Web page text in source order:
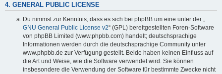
4. GENERAL PUBLIC LICENSE
Du nimmst zur Kenntnis, dass es sich bei phpBB um eine unter der „
GNU General Public License v2“ (GPL) bereitgestellten Foren-Software
von phpBB Limited (www.phpbb.com) handelt; deutschsprachige
Informationen werden durch die deutschsprachige Community unter
www.phpbb.de zur Verfügung gestellt. Beide haben keinen Einfluss auf
die Art und Weise, wie die Software verwendet wird. Sie können
insbesondere die Verwendung der Software für bestimmte Zwecke nicht